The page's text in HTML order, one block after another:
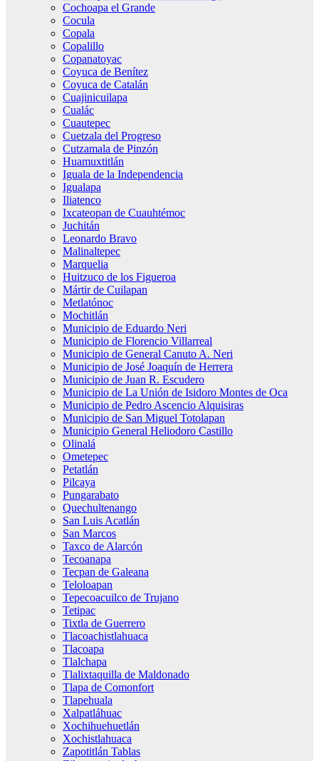
Cochoapa el Grande
Cocula
Copala
Copalillo
Copanatoyac
Coyuca de Benítez
Coyuca de Catalán
Cuajinicuilapa
Cualác
Cuautepec
Cuetzala del Progreso
Cutzamala de Pinzón
Huamuxtitlán
Iguala de la Independencia
Igualapa
Iliatenco
Ixcateopan de Cuauhtémoc
Juchitán
Leonardo Bravo
Malinaltepec
Marquelia
Huitzuco de los Figueroa
Mártir de Cuilapan
Metlatónoc
Mochitlán
Municipio de Eduardo Neri
Municipio de Florencio Villarreal
Municipio de General Canuto A. Neri
Municipio de José Joaquín de Herrera
Municipio de Juan R. Escudero
Municipio de La Unión de Isidoro Montes de Oca
Municipio de Pedro Ascencio Alquisiras
Municipio de San Miguel Totolapan
Municipio General Heliodoro Castillo
Olinalá
Ometepec
Petatlán
Pilcaya
Pungarabato
Quechultenango
San Luis Acatlán
San Marcos
Taxco de Alarcón
Tecoanapa
Tecpan de Galeana
Teloloapan
Tepecoacuilco de Trujano
Tetipac
Tixtla de Guerrero
Tlacoachistlahuaca
Tlacoapa
Tlalchapa
Tlalixtaquilla de Maldonado
Tlapa de Comonfort
Tlapehuala
Xalpatláhuac
Xochihuehuetlán
Xochistlahuaca
Zapotitlán Tablas